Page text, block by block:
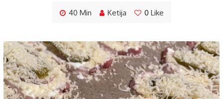
40 Min Ketija 0 Like